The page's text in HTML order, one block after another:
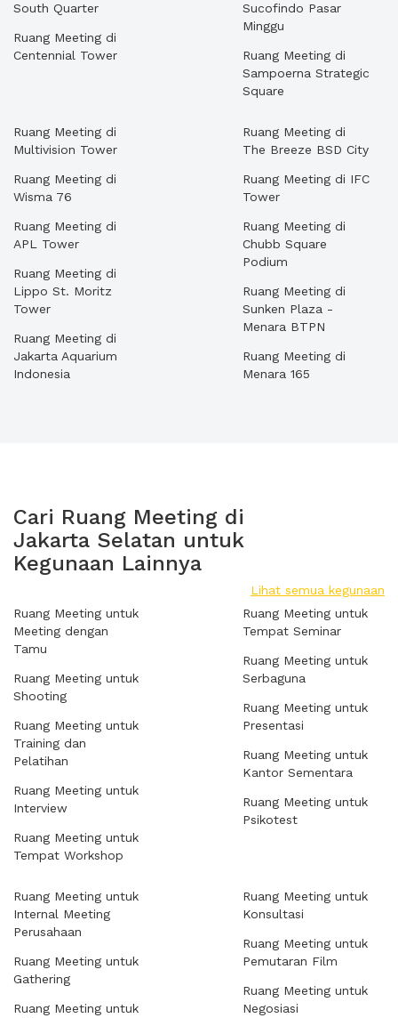
South Quarter
Ruang Meeting di
Centennial Tower
Sucofindo Pasar
Minggu
Ruang Meeting di
Sampoerna Strategic
Square
Ruang Meeting di
Multivision Tower
Ruang Meeting di
Wisma 76
Ruang Meeting di
APL Tower
Ruang Meeting di
Lippo St. Moritz
Tower
Ruang Meeting di
Jakarta Aquarium
Indonesia
Ruang Meeting di
The Breeze BSD City
Ruang Meeting di IFC
Tower
Ruang Meeting di
Chubb Square
Podium
Ruang Meeting di
Sunken Plaza -
Menara BTPN
Ruang Meeting di
Menara 165
Cari Ruang Meeting di
Jakarta Selatan untuk
Kegunaan Lainnya
Lihat semua kegunaan
Ruang Meeting untuk
Meeting dengan
Tamu
Ruang Meeting untuk
Shooting
Ruang Meeting untuk
Training dan
Pelatihan
Ruang Meeting untuk
Interview
Ruang Meeting untuk
Tempat Workshop
Ruang Meeting untuk
Tempat Seminar
Ruang Meeting untuk
Serbaguna
Ruang Meeting untuk
Presentasi
Ruang Meeting untuk
Kantor Sementara
Ruang Meeting untuk
Psikotest
Ruang Meeting untuk
Internal Meeting
Perusahaan
Ruang Meeting untuk
Gathering
Ruang Meeting untuk
Ruang Meeting untuk
Konsultasi
Ruang Meeting untuk
Pemutaran Film
Ruang Meeting untuk
Negosiasi